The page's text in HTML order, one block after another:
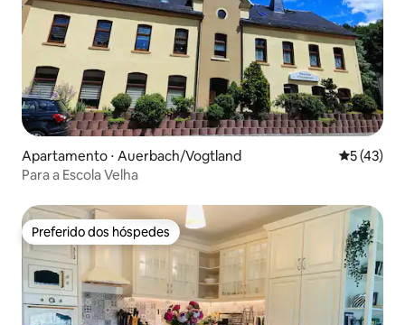
Apartamento ⋅ Auerbach/Vogtland 5 de uma
5 (43)
Para a Escola Velha
Preferido dos hóspedes
Preferido dos hóspedes